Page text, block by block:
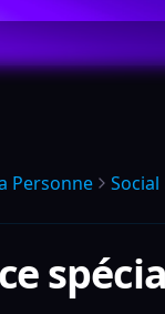
Personne Social